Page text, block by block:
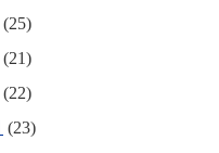
(25)
(21)
(22)
(23)